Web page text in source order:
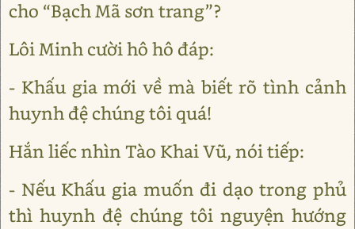
cho “Bạch Mã sơn trang”?
Lôi Minh cười hô hô đáp:
- Khấu gia mới về mà biết rõ tình cảnh
huynh đệ chúng tôi quá!
Hắn liếc nhìn Tào Khai Vũ, nói tiếp:
- Nếu Khấu gia muốn đi dạo trong phủ
thì huynh đệ chúng tôi nguyện hướng